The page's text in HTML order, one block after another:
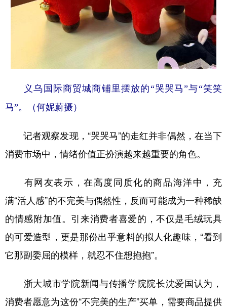
义乌国际商贸城商铺里摆放的“哭哭马”与“笑笑
马”。（何妮蔚摄）
记者观察发现，“哭哭马”的走红并非偶然，在当下
消费市场中，情绪价值正扮演越来越重要的角色。
有网友表示，在高度同质化的商品海洋中，充
满“活人感”的不完美与偶然性，反而可能成为一种稀缺
的情感附加值。引来消费者喜爱的，不仅是毛绒玩具
的可爱造型，更是那份出乎意料的拟人化趣味，“看到
它那副委屈的模样，就忍不住想抱抱”。
浙大城市学院新闻与传播学院院长沈爱国认为，
消费者愿意为这份“不完美的生产”买单，需要商品提供